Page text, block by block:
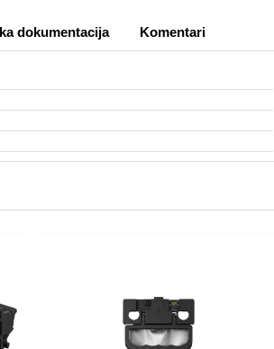
dokumentacija Komentari